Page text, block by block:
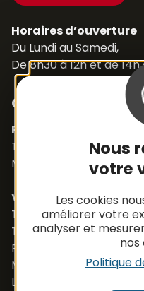
Nous
votre
Les cookies
améliorer votre
analyser et
nos
Politique
Horaires d’ouverture
Du Lundi au Samedi,
De 8h30 à 12h et de 14h
Contacts
Pièces détachées
Tél. +33 (0)5 65 48 19 32
Mail :
Véhicules
Tél. +33 (0)5 65 48 05
Tél. +33 (0)5 65 48 37
Port. +33 (0)6 79 50 77
Mail :
Langues parlées :